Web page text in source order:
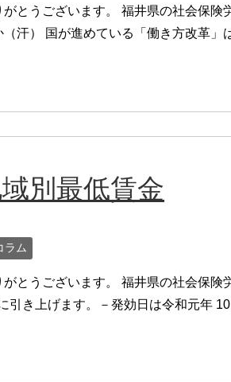
とうございます。 福井県の社会保
汗） 国が進めている「働き方改革」
別最低賃金
ラム
とうございます。 福井県の社会保
引き上げます。－発効日は令和元年